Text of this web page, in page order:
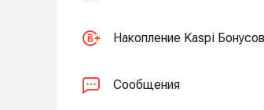
Накопление Kaspi Бонусов
Сообщения